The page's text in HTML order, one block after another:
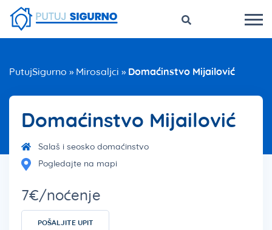
PutujSigurno » Mirosaljci » Domaćinstvo Mijailović
Domaćinstvo Mijailović
Salaš i seosko domaćinstvo
Pogledajte na mapi
7€/noćenje
POŠALJITE UPIT